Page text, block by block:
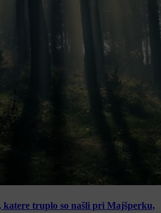
truplo so našli pri Majšperku,